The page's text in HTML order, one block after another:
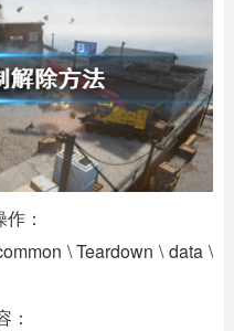
：
\ Teardown \ data \
：